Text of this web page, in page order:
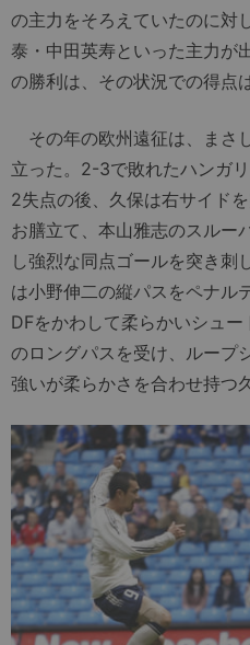
の主力をそろえていたのに対
泰・中田英寿といった主力が
の勝利は、その状況での得点
その年の欧州遠征は、まさ
立った。2-3で敗れたハンガ
2失点の後、久保は右サイド
お膳立て、本山雅志のスルー
し強烈な同点ゴールを突き刺
は小野伸二の縦パスをペナル
DFをかわして柔らかいシュ
のロングパスを受け、ループ
強いが柔らかさを合わせ持つ